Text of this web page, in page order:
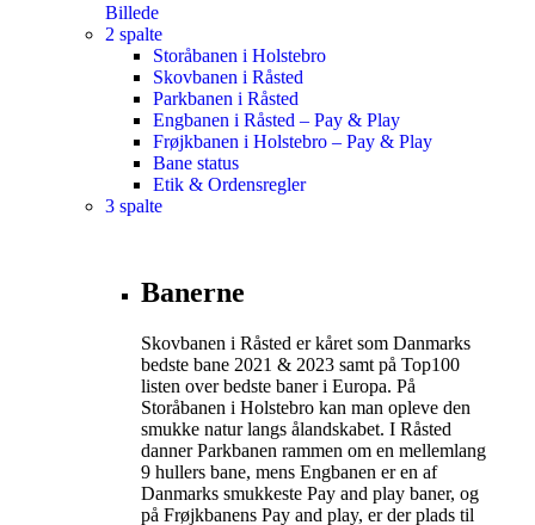
Billede
2 spalte
Storåbanen i Holstebro
Skovbanen i Råsted
Parkbanen i Råsted
Engbanen i Råsted – Pay & Play
Frøjkbanen i Holstebro – Pay & Play
Bane status
Etik & Ordensregler
3 spalte
Banerne
Skovbanen i Råsted er kåret som Danmarks
bedste bane 2021 & 2023 samt på Top100
listen over bedste baner i Europa. På
Storåbanen i Holstebro kan man opleve den
smukke natur langs ålandskabet. I Råsted
danner Parkbanen rammen om en mellemlang
9 hullers bane, mens Engbanen er en af
Danmarks smukkeste Pay and play baner, og
på Frøjkbanens Pay and play, er der plads til